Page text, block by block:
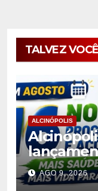
TALVEZ
ALCINÓPOLIS
de saúde
AGO 9, 2026